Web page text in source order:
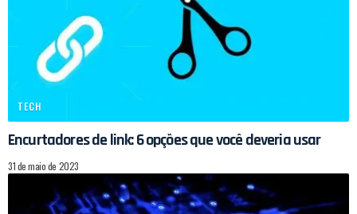
TECH
Encurtadores de link: 6 opções que você deveria usar
31 de maio de 2023